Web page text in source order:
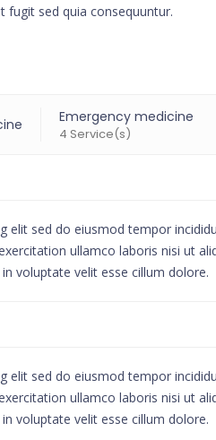
fugit sed quia consequuntur.
Emergency medicine
4 Service(s)
elit sed do eiusmod tempor
ullamco laboris nisi ut
voluptate velit esse cillum dolore.
elit sed do eiusmod tempor
ullamco laboris nisi ut
voluptate velit esse cillum dolore.